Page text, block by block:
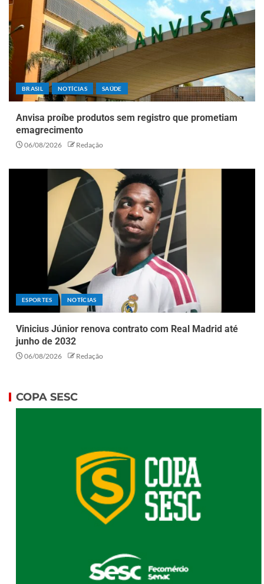
BRASIL NOTÍCIAS SAÚDE
Anvisa proíbe produtos sem registro que prometiam
emagrecimento
06/08/2026 Redação
ESPORTES NOTÍCIAS
Vinicius Júnior renova contrato com Real Madrid até
junho de 2032
06/08/2026 Redação
COPA SESC